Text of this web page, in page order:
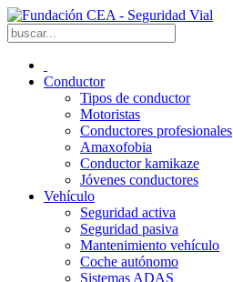
Conductor
Tipos de conductor
Motoristas
Conductores profesionales
Amaxofobia
Conductor kamikaze
Jóvenes conductores
Vehículo
Seguridad activa
Seguridad pasiva
Mantenimiento vehículo
Coche autónomo
Sistemas ADAS